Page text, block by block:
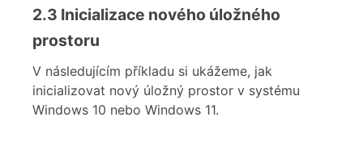
2.3 Inicializace nového úložného
prostoru
V následujícím příkladu si ukážeme, jak
inicializovat nový úložný prostor v systému
Windows 10 nebo Windows 11.